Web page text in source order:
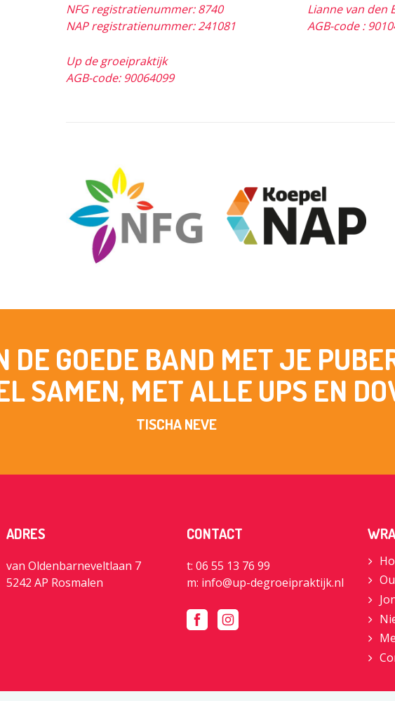
NFG registratienummer: 8740
NAP registratienummer: 241081
Up de groeipraktijk
AGB-code: 90064099
Lianne van den
AGB-code :
DE GOEDE BAND MET JE
SAMEN, MET ALLE UPS EN
TISCHA NEVE
ADRES
van Oldenbarneveltlaan 7
5242 AP Rosmalen
CONTACT
t: 06 55 13 76 99
m: info@up-degroeipraktijk.nl